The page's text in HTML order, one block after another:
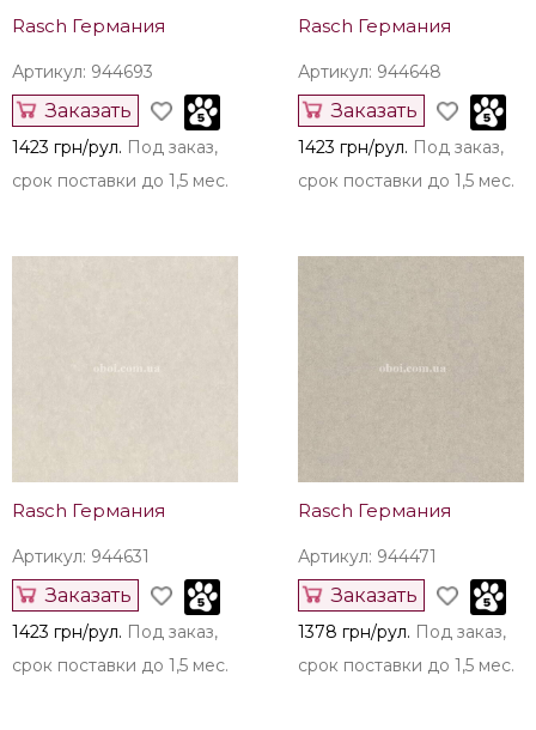
Rasch Германия
Артикул: 944693
Заказать
1423 грн/рул. Под заказ,
срок поставки до 1,5 мес.
Rasch Германия
Артикул: 944648
Заказать
1423 грн/рул. Под заказ,
срок поставки до 1,5 мес.
Rasch Германия
Артикул: 944631
Заказать
1423 грн/рул. Под заказ,
срок поставки до 1,5 мес.
Rasch Германия
Артикул: 944471
Заказать
1378 грн/рул. Под заказ,
срок поставки до 1,5 мес.